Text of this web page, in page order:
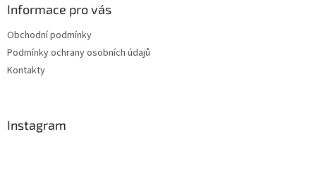
Informace pro vás
Obchodní podmínky
Podmínky ochrany osobních údajů
Kontakty
Instagram